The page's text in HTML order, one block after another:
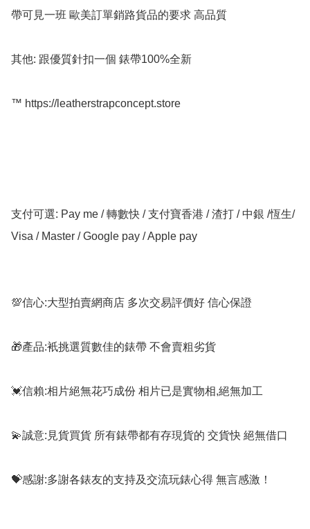
帶可見一班 歐美訂單銷路貨品的要求 高品質
其他: 跟優質針扣一個 錶帶100%全新
™️ https://leatherstrapconcept.store
支付可選: Pay me / 轉數快 / 支付寶香港 / 渣打 / 中銀 /恆生/
Visa / Master / Google pay / Apple pay
💯信心:大型拍賣網商店 多次交易評價好 信心保證
🎁產品:衹挑選質數佳的錶帶 不會賣粗劣貨
💓信賴:相片絕無花巧成份 相片已是實物相,絕無加工
💫誠意:見貨買貨 所有錶帶都有存現貨的 交貨快 絕無借口
💝感謝:多謝各錶友的支持及交流玩錶心得 無言感激！